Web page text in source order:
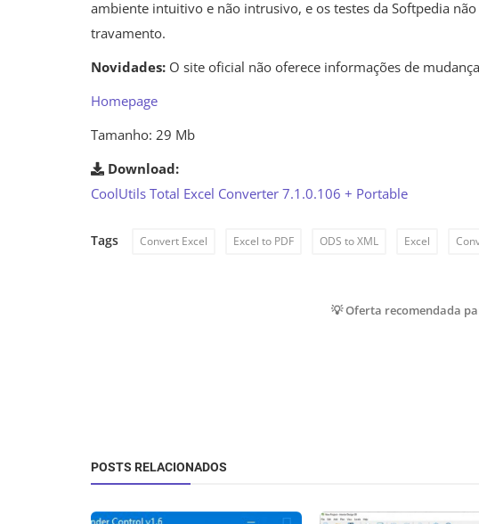
ambiente intuitivo e não intrusivo, e os testes da Softpedia
travamento.
Novidades: O site oficial não oferece informações de
Homepage
Tamanho: 29 Mb
Download:
CoolUtils Total Excel Converter 7.1.0.106 + Portable
Tags Convert Excel Excel to PDF ODS to XML Excel
💡 Oferta recomendada
POSTS RELACIONADOS